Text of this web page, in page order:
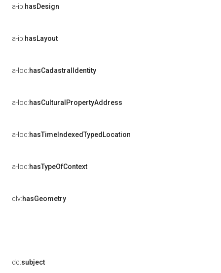
a-ip:hasDesign
a-ip:hasLayout
a-loc:hasCadastralIdentity
a-loc:hasCulturalPropertyAddress
a-loc:hasTimeIndexedTypedLocation
a-loc:hasTypeOfContext
clv:hasGeometry
dc:subject